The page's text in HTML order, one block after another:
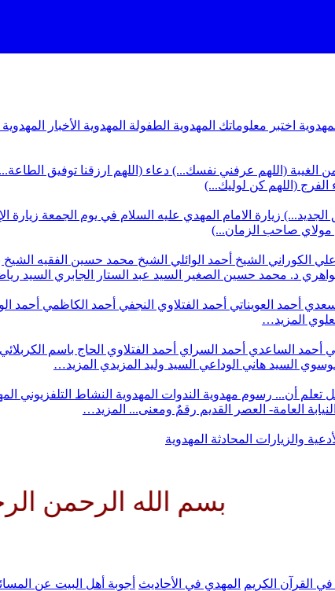
اختبر معلوماتك المهدوية الطفولة المهدوية الأخبار المهدوية
الغيبة (اللهم عرفني نفسك...) دعاء (اللهم ارزقنا توفيق
الفرج (اللهم كن لوليك...)
الجديد...) زيارة الامام المهدي عليه السلام في يوم الجمعة زيارة
مولاي صاحب الزمان...)
الكوراني الشيخ أحمد الوائلي الشيخ محمد حسين الفقيه
د. محمد حسين الصغير السيد عبد الستار الجابري السيد
أحمد العويناتي أحمد الفتلاوي النجفي أحمد الكاظمي أحمد
المزيد…
أحمد الساعدي أحمد السراي أحمد الفتلاوي الحاج باسم الكربلائي
السيد هاني الوداعي السيد وليد المزيدي المزيد…
تعلم أن... رسوم مهدوية الندوات المهدوية النشاط التلفزيوني
النيابة العامة- العصر القديم رقمٌ ومعنى... المزيد…
والزيارات المحادثة المهدوية
بسم الله الرحمن الرحيم
في القرآن الكريم المهدي في الأحاديث أجوبة أهل البيت عن